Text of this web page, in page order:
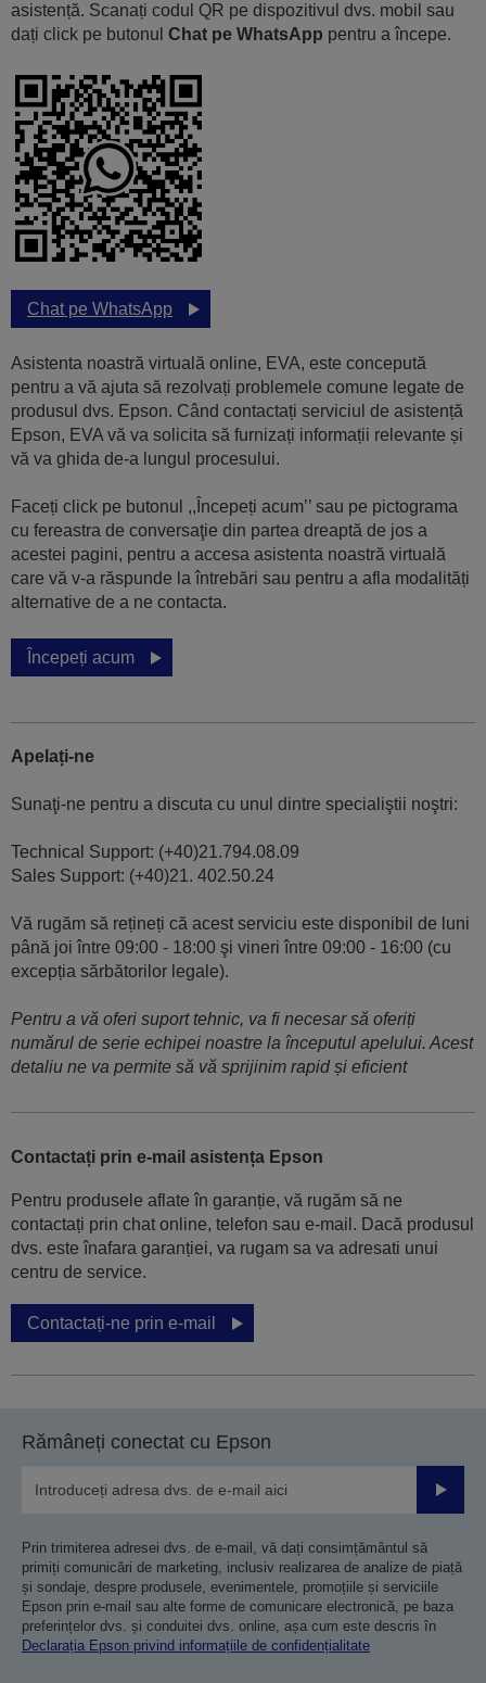
asistență. Scanați codul QR pe dispozitivul dvs. mobil sau
dați click pe butonul Chat pe WhatsApp pentru a începe.
Chat pe WhatsApp
Asistenta noastră virtuală online, EVA, este concepută
pentru a vă ajuta să rezolvați problemele comune legate de
produsul dvs. Epson. Când contactați serviciul de asistență
Epson, EVA vă va solicita să furnizați informații relevante și
vă va ghida de-a lungul procesului.
Faceți click pe butonul ,,Începeți acum’’ sau pe pictograma
cu fereastra de conversaţie din partea dreaptă de jos a
acestei pagini, pentru a accesa asistenta noastră virtuală
care vă v-a răspunde la întrebări sau pentru a afla modalități
alternative de a ne contacta.
Începeți acum
Apelați-ne
Sunaţi-ne pentru a discuta cu unul dintre specialiştii noştri:
Technical Support: (+40)21.794.08.09
Sales Support: (+40)21. 402.50.24
Vă rugăm să rețineți că acest serviciu este disponibil de luni
până joi între 09:00 - 18:00 şi vineri între 09:00 - 16:00 (cu
excepția sărbătorilor legale).
Pentru a vă oferi suport tehnic, va fi necesar să oferiți
numărul de serie echipei noastre la începutul apelului. Acest
detaliu ne va permite să vă sprijinim rapid și eficient
Contactați prin e-mail asistența Epson
Pentru produsele aflate în garanție, vă rugăm să ne
contactați prin chat online, telefon sau e-mail. Dacă produsul
dvs. este înafara garanției, va rugam sa va adresati unui
centru de service.
Contactați-ne prin e-mail
Rămâneți conectat cu Epson
Prin trimiterea adresei dvs. de e-mail, vă dați consimțământul să
primiți comunicări de marketing, inclusiv realizarea de analize de piață
și sondaje, despre produsele, evenimentele, promoțiile și serviciile
Epson prin e-mail sau alte forme de comunicare electronică, pe baza
preferințelor dvs. și conduitei dvs. online, așa cum este descris în
Declarația Epson privind informațiile de confidențialitate